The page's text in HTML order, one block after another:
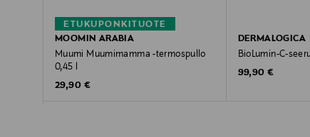
ETUKUPONKITUOTE
MOOMIN ARABIA
Muumi Muumimamma -termospullo
0,45 l
Original Price
29,90 €
DERMALOGICA
BioLumin-C-
Original Price
99,90 €